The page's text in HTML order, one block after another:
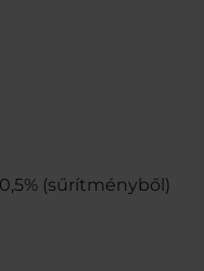
(sűrítményből)